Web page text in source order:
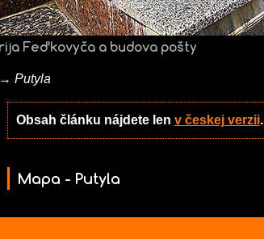
Feďkovyča a budova pošty
→ Putyla
Obsah článku nájdete len v českej verzii.
Mapa - Putyla